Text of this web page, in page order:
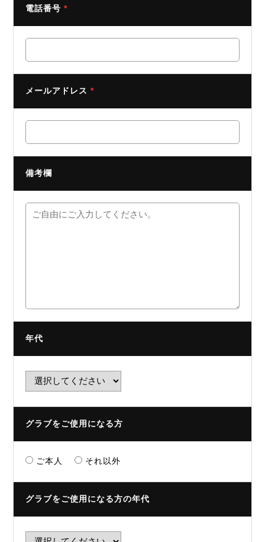
電話番号*
メールアドレス*
備考欄
年代
グラブをご使用になる方
ご本人 それ以外
グラブをご使用になる方の年代